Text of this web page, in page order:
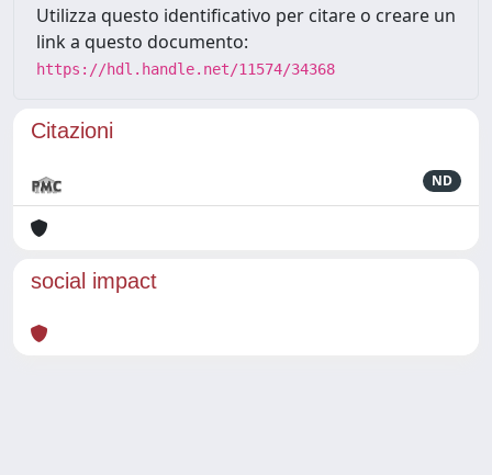
Utilizza questo identificativo per citare o creare un
link a questo documento:
https://hdl.handle.net/11574/34368
Citazioni
ND
social impact